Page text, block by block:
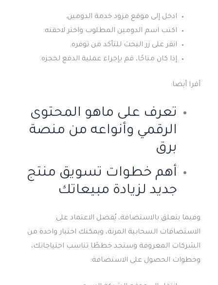
ادخل إلى موقع مزود خدمة الدومين.
اكتب اسم الدومين المطلوب واختر لاحقته.
انقر على زر البحث للتأكد من توفره.
إذا كان متاحًا، قم بإجراء عملية الدفع لحجزه.
أقرا أيضا:
تعرف على ماهو المحتوى
الرقمي وأنواعه من منصة
برق
أهم خطوات تسويق منتج
جديد لزيادة مبيعاتك
وفيما يتعلق بالاستضافة، يُفضل الاعتماد على
الاستضافات السحابية المرنة، ويمكنك اختيار واحدة من
الشركات المعروفة وستجد خططًا تناسب احتياجاتك،
وخطوات الحصول على الاستضافة: